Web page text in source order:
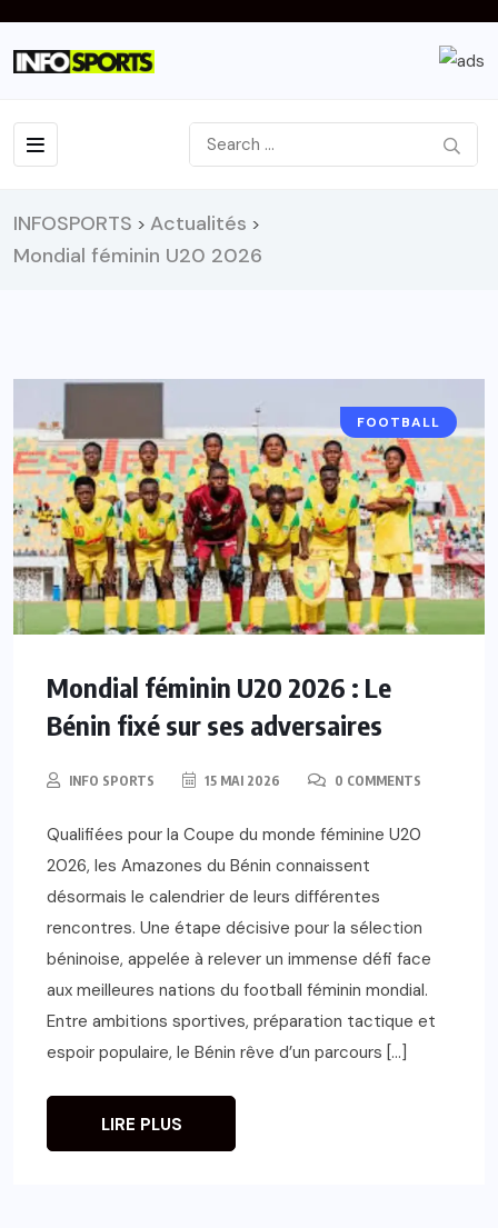
INFOSPORTS > Actualités >
Mondial féminin U20 2026
FOOTBALL
Mondial féminin U20 2026 : Le
Bénin fixé sur ses adversaires
INFO SPORTS 15 MAI 2026 0 COMMENTS
Qualifiées pour la Coupe du monde féminine U20
2026, les Amazones du Bénin connaissent
désormais le calendrier de leurs différentes
rencontres. Une étape décisive pour la sélection
béninoise, appelée à relever un immense défi face
aux meilleures nations du football féminin mondial.
Entre ambitions sportives, préparation tactique et
espoir populaire, le Bénin rêve d’un parcours […]
LIRE PLUS